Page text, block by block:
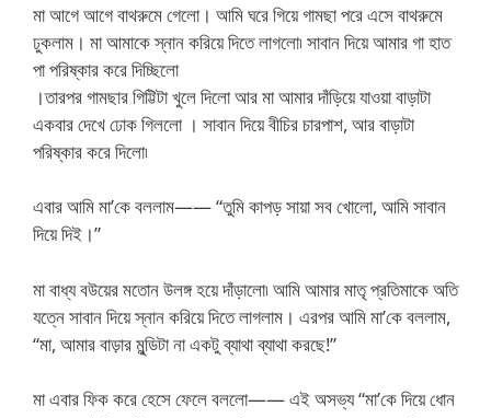
মা আগে আগে বাথরুমে গেলো। আমি ঘরে গিয়ে গামছা পরে এসে বাথরুমে
ঢুকলাম। মা আমাকে স্নান করিয়ে দিতে লাগলো৷ সাবান দিয়ে আমার গা হাত
পা পরিষ্কার করে দিচ্ছিলো
।তারপর গামছার গিট্টিটা খুলে দিলো আর মা আমার দাঁড়িয়ে যাওয়া বাড়াটা
একবার দেখে ঢোক গিললো । সাবান দিয়ে বীচির চারপাশ, আর বাড়াটা
পরিষ্কার করে দিলো৷
এবার আমি মা’কে বললাম—— “তুমি কাপড় সায়া সব খোলো, আমি সাবান
দিয়ে দিই।”
মা বাধ্য বউয়ের মতোন উলঙ্গ হয়ে দাঁড়ালো৷ আমি আমার মাতৃ প্রতিমাকে অতি
যত্নে সাবান দিয়ে স্নান করিয়ে দিতে লাগলাম। এরপর আমি মা’কে বললাম,
“মা, আমার বাড়ার মুন্ডিটা না একটু ব্যাথা ব্যাথা করছে!”
মা এবার ফিক করে হেসে ফেলে বললো—— এই অসভ্য “মা’কে দিয়ে ধোন